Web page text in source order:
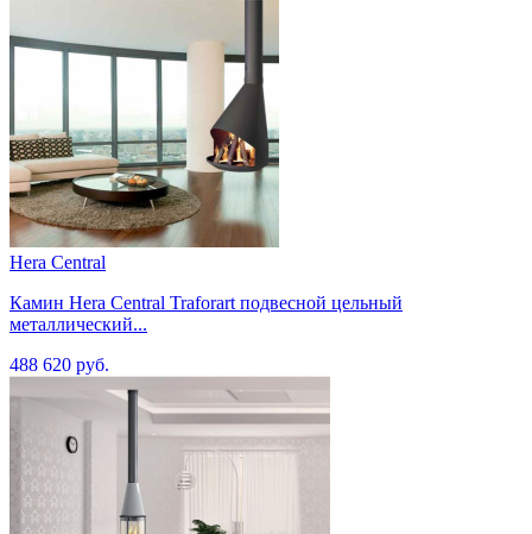
Hera Central
Камин Hera Central Traforart подвесной цельный
металлический...
488 620 руб.